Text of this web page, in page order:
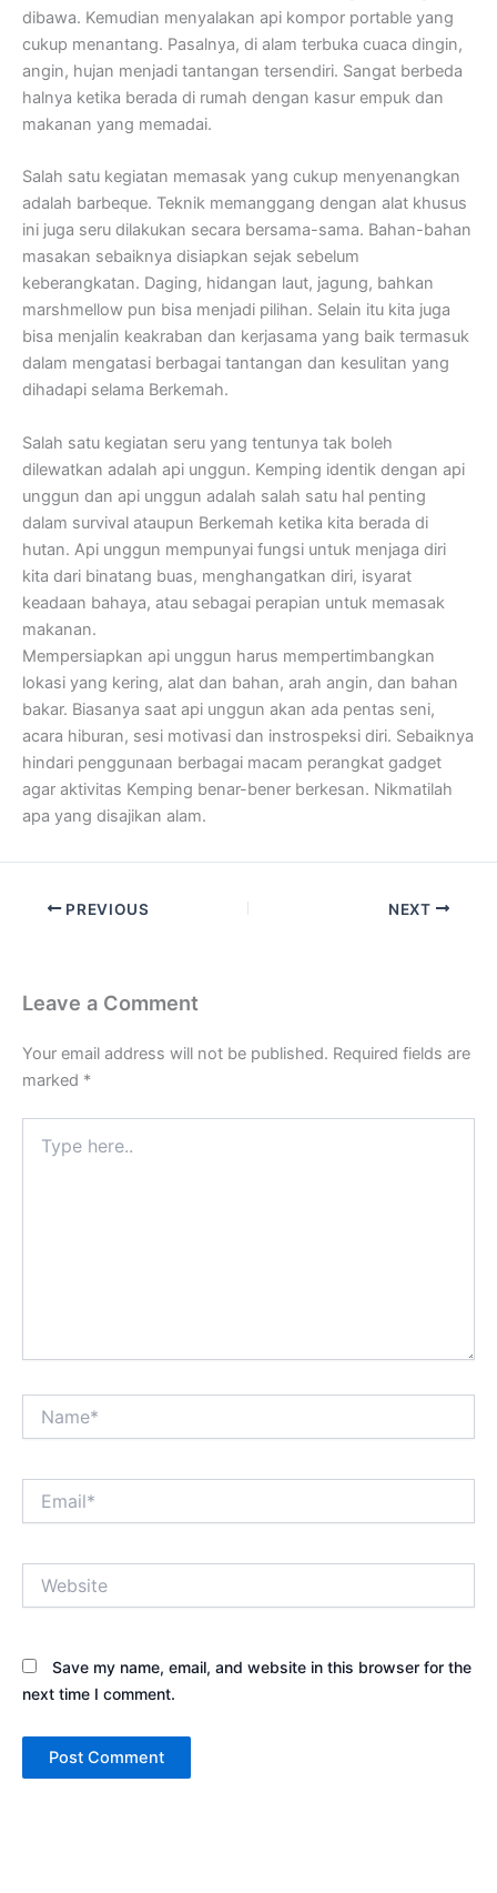
dibawa. Kemudian menyalakan api kompor portable yang
cukup menantang. Pasalnya, di alam terbuka cuaca dingin,
angin, hujan menjadi tantangan tersendiri. Sangat berbeda
halnya ketika berada di rumah dengan kasur empuk dan
makanan yang memadai.
Salah satu kegiatan memasak yang cukup menyenangkan
adalah barbeque. Teknik memanggang dengan alat khusus
ini juga seru dilakukan secara bersama-sama. Bahan-bahan
masakan sebaiknya disiapkan sejak sebelum
keberangkatan. Daging, hidangan laut, jagung, bahkan
marshmellow pun bisa menjadi pilihan. Selain itu kita juga
bisa menjalin keakraban dan kerjasama yang baik termasuk
dalam mengatasi berbagai tantangan dan kesulitan yang
dihadapi selama Berkemah.
Salah satu kegiatan seru yang tentunya tak boleh
dilewatkan adalah api unggun. Kemping identik dengan api
unggun dan api unggun adalah salah satu hal penting
dalam survival ataupun Berkemah ketika kita berada di
hutan. Api unggun mempunyai fungsi untuk menjaga diri
kita dari binatang buas, menghangatkan diri, isyarat
keadaan bahaya, atau sebagai perapian untuk memasak
makanan.
Mempersiapkan api unggun harus mempertimbangkan
lokasi yang kering, alat dan bahan, arah angin, dan bahan
bakar. Biasanya saat api unggun akan ada pentas seni,
acara hiburan, sesi motivasi dan instrospeksi diri. Sebaiknya
hindari penggunaan berbagai macam perangkat gadget
agar aktivitas Kemping benar-bener berkesan. Nikmatilah
apa yang disajikan alam.
PREVIOUS NEXT
Leave a Comment
Your email address will not be published. Required fields are
marked *
here..
Save my name, email, and website in this browser for the
next time I comment.